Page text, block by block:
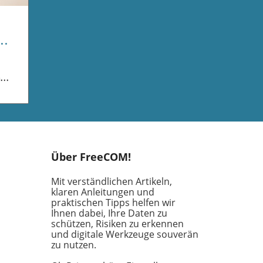
Über FreeCOM!
Mit verständlichen Artikeln,
klaren Anleitungen und
praktischen Tipps helfen wir
Ihnen dabei, Ihre Daten zu
schützen, Risiken zu erkennen
und digitale Werkzeuge souverän
zu nutzen.